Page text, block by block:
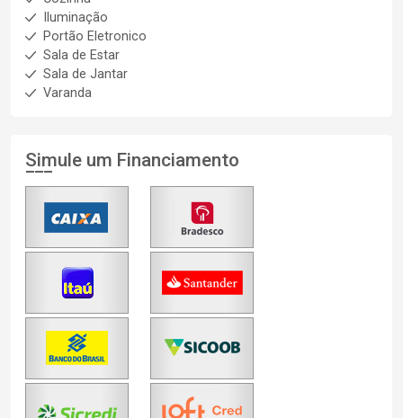
Iluminação
Portão Eletronico
Sala de Estar
Sala de Jantar
Varanda
Simule um Financiamento